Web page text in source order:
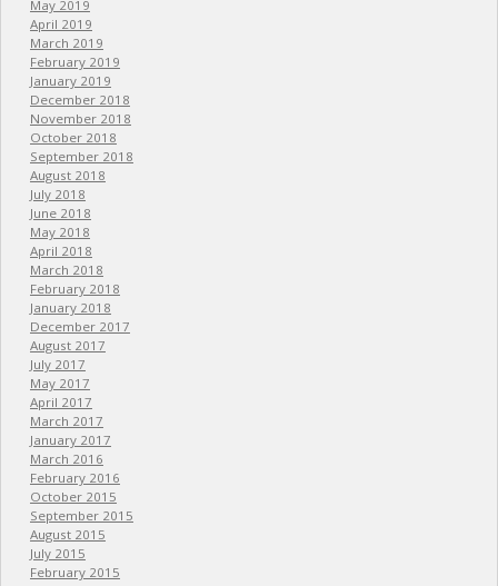
May 2019
April 2019
March 2019
February 2019
January 2019
December 2018
November 2018
October 2018
September 2018
August 2018
July 2018
June 2018
May 2018
April 2018
March 2018
February 2018
January 2018
December 2017
August 2017
July 2017
May 2017
April 2017
March 2017
January 2017
March 2016
February 2016
October 2015
September 2015
August 2015
July 2015
February 2015